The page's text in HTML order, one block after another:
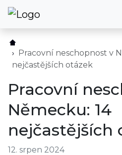
Služby
Země
O nás
Blog
Kontakt
Pracovní neschopnost v
nejčastějších otázek
Pracovní
Německu: 14
nejčastějších
12. srpen 2024